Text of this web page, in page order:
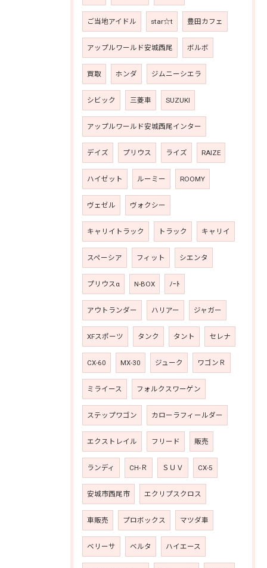
ご当地アイドル star☆t 豊田カフェ
アップルワールド安城西尾 ボルボ
買取 ホンダ ジムニーシエラ
シビック 三菱車 SUZUKI
アップルワールド安城西尾インター
デイズ プリウス ライズ RAIZE
ハイゼット ルーミー ROOMY
ヴェゼル ヴォクシー
キャリイトラック トラック キャリイ
スペーシア フィット シエンタ
プリウスα N-BOX ﾉｰﾄ
アウトランダー ハリアー ジャガー
XFスポーツ タンク タント セレナ
CX-60 MX-30 ジューク ワゴンＲ
ミライース フォルクスワーゲン
ステップワゴン カローラフィールダー
エクストレイル フリード 販売
ランディ CH-Ｒ ＳＵＶ CX-5
安城市西尾市 エクリプスクロス
車販売 プロボックス マツダ車
ベリーサ ベルタ ハイエース